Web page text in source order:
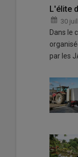
L'élite
30
Dans le
par les